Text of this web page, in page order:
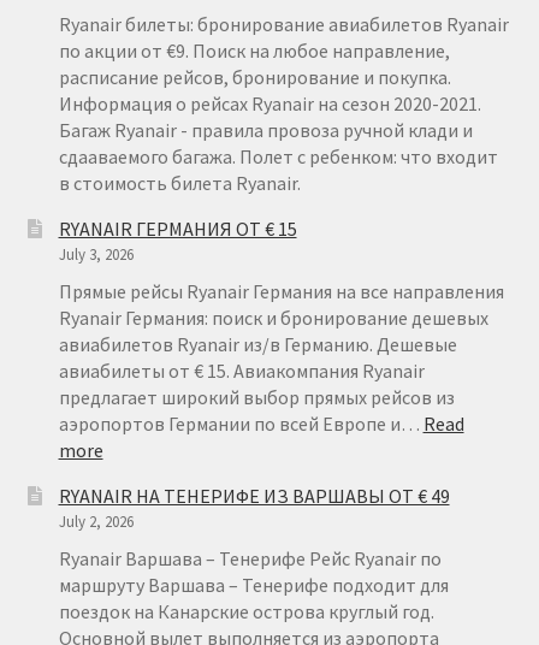
Ryanair билеты: бронирование авиабилетов Ryanair
по акции от €9. Поиск на любое направление,
расписание рейсов, бронирование и покупка.
Информация о рейсах Ryanair на сезон 2020-2021.
Багаж Ryanair - правила провоза ручной клади и
сдааваемого багажа. Полет с ребенком: что входит
в стоимость билета Ryanair.
RYANAIR ГЕРМАНИЯ ОТ € 15
July 3, 2026
Прямые рейсы Ryanair Германия на все направления
Ryanair Германия: поиск и бронирование дешевых
авиабилетов Ryanair из/в Германию. Дешевые
авиабилеты от € 15. Авиакомпания Ryanair
предлагает широкий выбор прямых рейсов из
аэропортов Германии по всей Европе и… Read
more:
ГЕРМАНИЯ
ОТ
€
15
RYANAIR НА ТЕНЕРИФЕ ИЗ ВАРШАВЫ ОТ € 49
July 2, 2026
Ryanair Варшава – Тенерифе Рейс Ryanair по
маршруту Варшава – Тенерифе подходит для
поездок на Канарские острова круглый год.
Основной вылет выполняется из аэропорта